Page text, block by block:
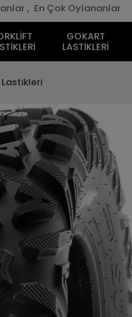
, En Çok Oylananlar
GOKART
LASTİKLERİ
Lastikleri